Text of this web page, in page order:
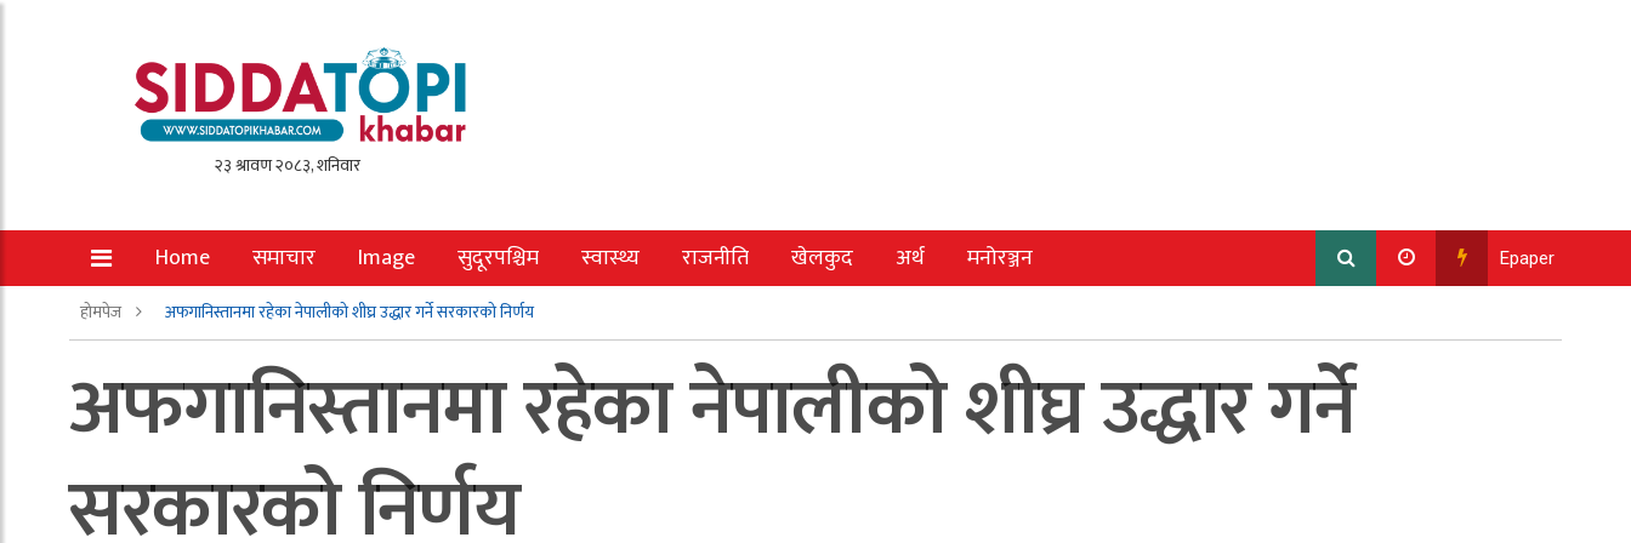
Home समाचार Image सुदूरपश्चिम स्वास्थ्य राजनीति खेलकुद अर्थ मनोरञ्जन Epaper
होमपेज अफगानिस्तानमा रहेका नेपालीको शीघ्र उद्धार गर्ने सरकारको निर्णय
अफगानिस्तानमा रहेका नेपालीको शीघ्र उद्धार गर्ने
सरकारको निर्णय